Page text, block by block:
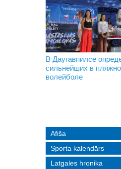
В Даугавпилсе
сильнейших в
волейболе
«Спасительная
возможность выбрать
Новое поколение
пограничников:
Даугавпилсское
Afiša
Sporta kalendārs
Latgales hronika